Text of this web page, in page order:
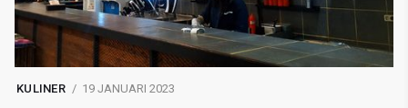
KULINER 19 JANUARI 2023